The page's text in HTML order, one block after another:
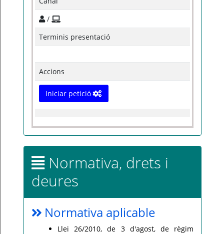
/
Terminis presentació
Accions
Iniciar petició
Normativa, drets i
deures
Normativa aplicable
Llei 26/2010, de 3 d'agost, de règim